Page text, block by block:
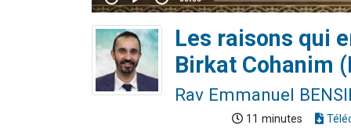
Les raisons qui
Birkat Cohanim
Rav Emmanuel
11 minutes